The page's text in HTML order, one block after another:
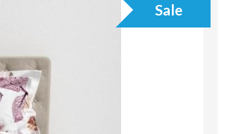
Sale